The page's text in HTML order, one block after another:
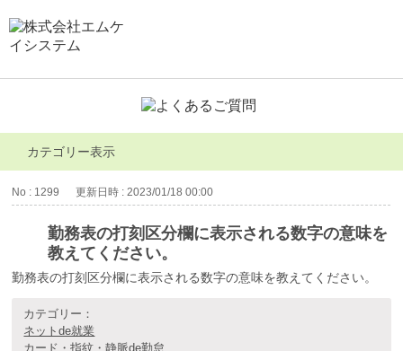
カテゴリー表示
No : 1299 更新日時 : 2023/01/18 00:00
勤務表の打刻区分欄に表示される数字の意味を
教えてください。
勤務表の打刻区分欄に表示される数字の意味を教えてください。
カテゴリー：
ネットde就業
カード・指紋・静脈de勤怠